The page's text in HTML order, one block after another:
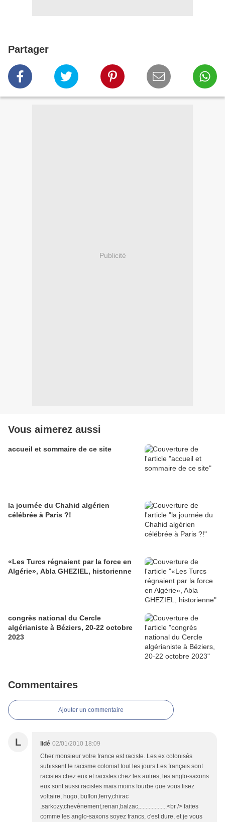
Partager
Publicité
Vous aimerez aussi
accueil et sommaire de ce site
la journée du Chahid algérien
célébrée à Paris ?!
«Les Turcs régnaient par la force en
Algérie», Abla GHEZIEL, historienne
congrès national du Cercle
algérianiste à Béziers, 20-22 octobre
2023
Commentaires
Ajouter un commentaire
L lidé 02/01/2010 18:09
Cher monsieur votre france est raciste. Les ex colonisés
subissent le racisme colonial tout les jours.Les français sont
racistes chez eux et racistes chez les autres, les anglo-saxons
eux sont aussi racistes mais moins fourbe que vous.lisez
voltaire, hugo, buffon,ferry,chirac
,sarkozy,chevènement,renan,balzac,..................<br /> faites
comme les anglo-saxons soyez francs, c'est dure, et je vous